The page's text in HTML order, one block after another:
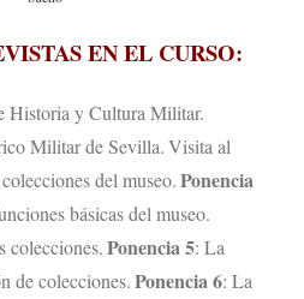
EN EL CURSO:
Historia y Cultura Militar.
Militar de Sevilla.Visita al
del museo.Ponencia
básicas del museo.
colecciones.Ponencia 5: La
de colecciones.Ponencia 6: La